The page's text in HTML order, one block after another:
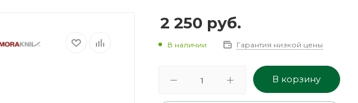
2 250 руб.
В наличии Гарантия низкой цены
В корзину